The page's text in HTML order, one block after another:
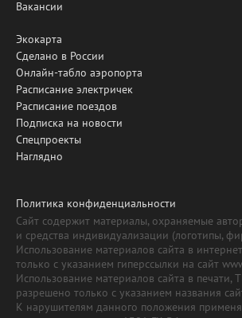
Вакансии
Экокарта
Сделано в России
Онлайн-табло аэропорта
Расписание электричек
Расписание поездов
Подписка на новости
Спецпроекты
Наглядно
Политика конфиденциальности
Сайт содержит материалы, охраняемые
и средства индивидуализации (логотипы,
Использование материалов сайта в
только с указанием гиперссылки на сайт
Использование материалов сайта в печати,
разрешено только с указанием названия
К нарушителям данного положения